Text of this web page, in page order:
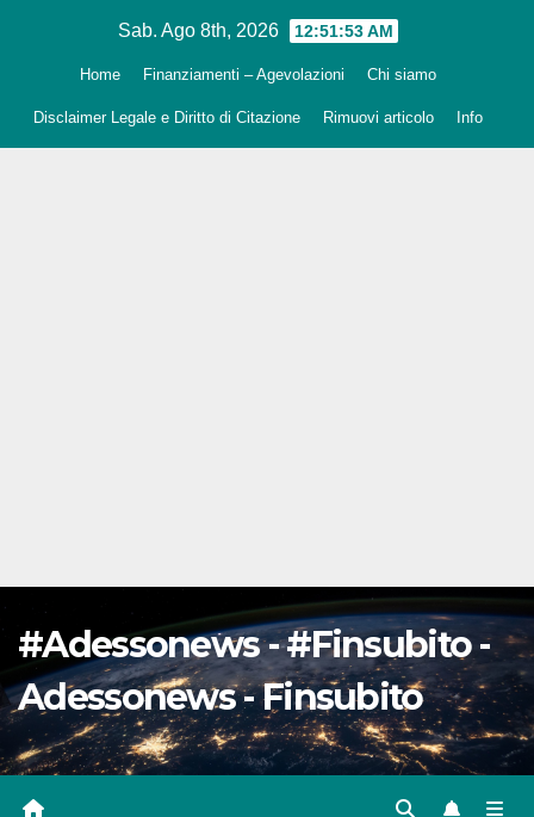
Sab. Ago 8th, 2026 12:51:54 AM
Home Finanziamenti – Agevolazioni Chi siamo
Disclaimer Legale e Diritto di Citazione Rimuovi articolo Info
#Adessonews - #Finsubito -
Adessonews - Finsubito